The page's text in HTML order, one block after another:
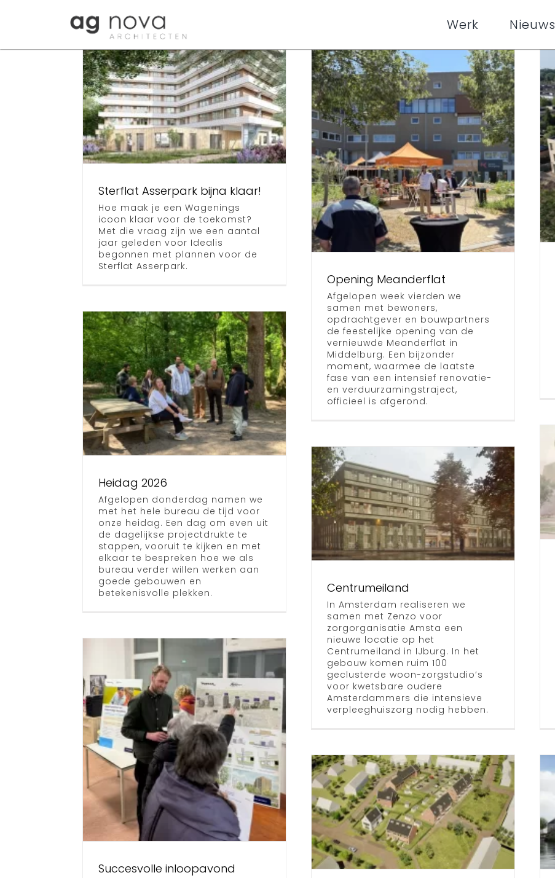
Werk Nieuws
Sterflat Asserpark bijna klaar!
Hoe maak je een Wagenings
icoon klaar voor de toekomst?
Met die vraag zijn we een aantal
jaar geleden voor Idealis
begonnen met plannen voor de
Sterflat Asserpark.
Opening
Meanderflat
Nieuws
Opening Meanderflat
Afgelopen week vierden we
samen met bewoners,
opdrachtgever en bouwpartners
de feestelijke opening van de
vernieuwde Meanderflat in
Middelburg. Een bijzonder
moment, waarmee de laatste
fase van een intensief renovatie-
en verduurzamingstraject,
officieel is afgerond.
Het
Kamerlingh
Hof
Nieuws uitgelicht home Nieuws
Heidag 2026
Afgelopen donderdag namen we
met het hele bureau de tijd voor
onze heidag. Een dag om even uit
de dagelijkse projectdrukte te
stappen, vooruit te kijken en met
elkaar te bespreken hoe we als
bureau verder willen werken aan
goede gebouwen en
betekenisvolle plekken.
nieuwbouw
Hilversumse
Meent
drukbezocht
Centrumeiland
Nieuws
Centrumeiland
In Amsterdam realiseren we
samen met Zenzo voor
zorgorganisatie Amsta een
nieuwe locatie op het
Centrumeiland in IJburg. In het
gebouw komen ruim 100
geclusterde woon-zorgstudio’s
voor kwetsbare oudere
Amsterdammers die intensieve
verpleeghuiszorg nodig hebben.
Succesvolle inloopavond
Natuurinclusief
bouwen in
Hardenberg
Nieuws
Tenderwinst
in Zeewolde
Nieuws